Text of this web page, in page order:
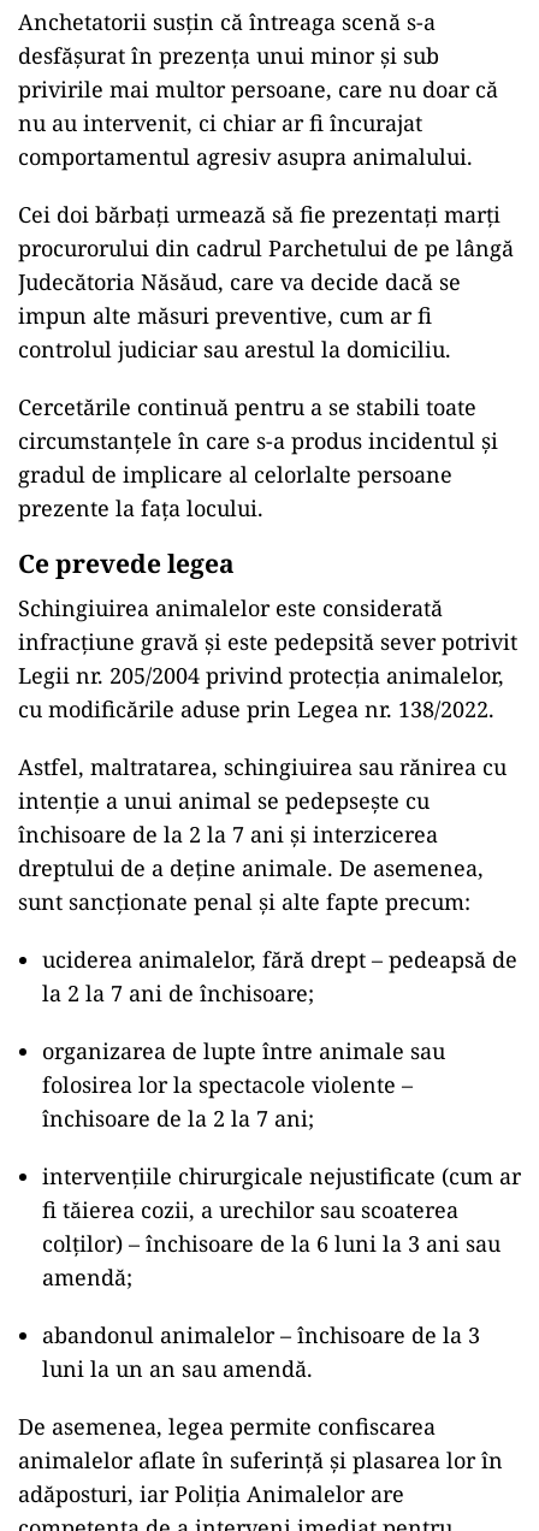
Anchetatorii susțin că întreaga scenă s-a
desfășurat în prezența unui minor și sub
privirile mai multor persoane, care nu doar că
nu au intervenit, ci chiar ar fi încurajat
comportamentul agresiv asupra animalului.
Cei doi bărbați urmează să fie prezentați marți
procurorului din cadrul Parchetului de pe lângă
Judecătoria Năsăud, care va decide dacă se
impun alte măsuri preventive, cum ar fi
controlul judiciar sau arestul la domiciliu.
Cercetările continuă pentru a se stabili toate
circumstanțele în care s-a produs incidentul și
gradul de implicare al celorlalte persoane
prezente la fața locului.
Ce prevede legea
Schingiuirea animalelor este considerată
infracțiune gravă și este pedepsită sever potrivit
Legii nr. 205/2004 privind protecția animalelor,
cu modificările aduse prin Legea nr. 138/2022.
Astfel, maltratarea, schingiuirea sau rănirea cu
intenție a unui animal se pedepsește cu
închisoare de la 2 la 7 ani și interzicerea
dreptului de a deține animale. De asemenea,
sunt sancționate penal și alte fapte precum:
uciderea animalelor, fără drept – pedeapsă de
la 2 la 7 ani de închisoare;
organizarea de lupte între animale sau
folosirea lor la spectacole violente –
închisoare de la 2 la 7 ani;
intervențiile chirurgicale nejustificate (cum ar
fi tăierea cozii, a urechilor sau scoaterea
colților) – închisoare de la 6 luni la 3 ani sau
amendă;
abandonul animalelor – închisoare de la 3
luni la un an sau amendă.
De asemenea, legea permite confiscarea
animalelor aflate în suferință și plasarea lor în
adăposturi, iar Poliția Animalelor are